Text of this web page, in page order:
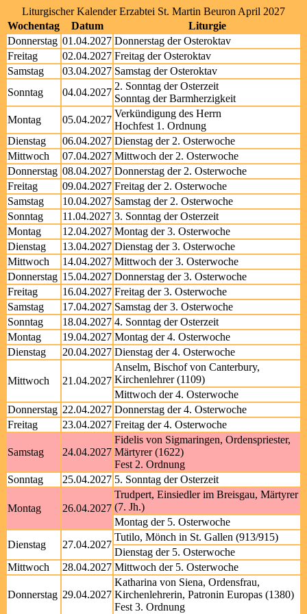
Liturgischer Kalender Erzabtei St. Martin Beuron April 2027
Wochentag
Datum
Liturgie
Donnerstag 01.04.2027 Donnerstag der Osteroktav
Freitag
02.04.2027 Freitag der Osteroktav
Samstag
03.04.2027 Samstag der Osteroktav
Sonntag
04.04.2027
2. Sonntag der Osterzeit
Sonntag der Barmherzigkeit
Montag
05.04.2027
Verkündigung des Herrn
Hochfest 1. Ordnung
Dienstag
06.04.2027 Dienstag der 2. Osterwoche
Mittwoch
07.04.2027 Mittwoch der 2. Osterwoche
Donnerstag 08.04.2027 Donnerstag der 2. Osterwoche
Freitag
09.04.2027 Freitag der 2. Osterwoche
Samstag
10.04.2027 Samstag der 2. Osterwoche
Sonntag
11.04.2027 3. Sonntag der Osterzeit
Montag
12.04.2027 Montag der 3. Osterwoche
Dienstag
13.04.2027 Dienstag der 3. Osterwoche
Mittwoch
14.04.2027 Mittwoch der 3. Osterwoche
Donnerstag 15.04.2027 Donnerstag der 3. Osterwoche
Freitag
16.04.2027 Freitag der 3. Osterwoche
Samstag
17.04.2027 Samstag der 3. Osterwoche
Sonntag
18.04.2027 4. Sonntag der Osterzeit
Montag
19.04.2027 Montag der 4. Osterwoche
Dienstag
20.04.2027 Dienstag der 4. Osterwoche
Mittwoch 21.04.2027
Anselm, Bischof von Canterbury,
Kirchenlehrer (1109)
Mittwoch der 4. Osterwoche
Donnerstag 22.04.2027 Donnerstag der 4. Osterwoche
Freitag
23.04.2027 Freitag der 4. Osterwoche
Samstag 24.04.2027
Fidelis von Sigmaringen, Ordenspriester,
Märtyrer (1622)
Fest 2. Ordnung
Sonntag
25.04.2027 5. Sonntag der Osterzeit
Montag 26.04.2027
Trudpert, Einsiedler im Breisgau, Märtyrer
(7. Jh.)
Montag der 5. Osterwoche
Dienstag
27.04.2027
Tutilo, Mönch in St. Gallen (913/915)
Dienstag der 5. Osterwoche
Mittwoch
28.04.2027 Mittwoch der 5. Osterwoche
Donnerstag 29.04.2027
Katharina von Siena, Ordensfrau,
Kirchenlehrerin, Patronin Europas (1380)
Fest 3. Ordnung